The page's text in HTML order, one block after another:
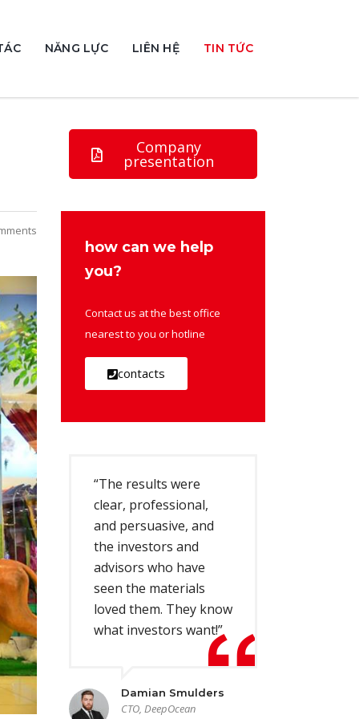
NĂNG LỰC LIÊN HỆ TIN TỨC
Company
presentation
how can we help
you?
Contact us at the best office
nearest to you or hotline
contacts
“The results were
clear, professional,
and persuasive, and
the investors and
advisors who have
seen the materials
loved them. They know
what investors want!”
Damian Smulders
CTO, DeepOcean